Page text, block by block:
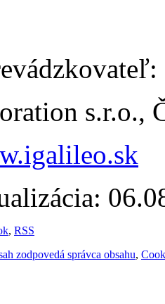
s.r.o.,
, RSS
zodpovedá správca obsahu,